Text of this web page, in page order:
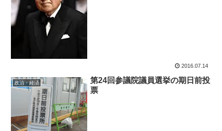
2016.07.14
政治・経済
第24回参議院議員選挙の期日前投
票